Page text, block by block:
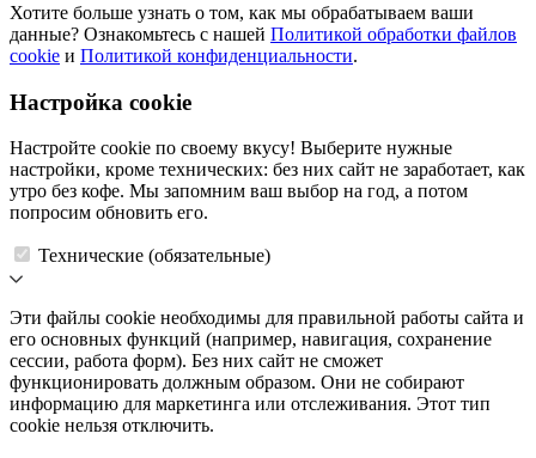
Хотите больше узнать о том, как мы обрабатываем ваши
данные? Ознакомьтесь с нашей Политикой обработки файлов
cookie и Политикой конфиденциальности.
Настройка cookie
Настройте cookie по своему вкусу! Выберите нужные
настройки, кроме технических: без них сайт не заработает, как
утро без кофе. Мы запомним ваш выбор на год, а потом
попросим обновить его.
Технические (обязательные)
Эти файлы cookie необходимы для правильной работы сайта и
его основных функций (например, навигация, сохранение
сессии, работа форм). Без них сайт не сможет
функционировать должным образом. Они не собирают
информацию для маркетинга или отслеживания. Этот тип
cookie нельзя отключить.